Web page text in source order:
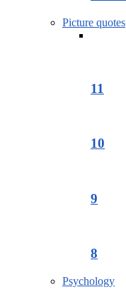
Picture quotes
11
10
9
8
Psychology